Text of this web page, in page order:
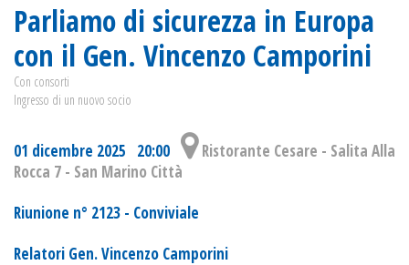
Parliamo di sicurezza in Europa
con il Gen. Vincenzo Camporini
Con consorti
Ingresso di un nuovo socio
01 dicembre 2025 20:00
Ristorante Cesare - Salita Alla
Rocca 7 - San Marino Città
Riunione n° 2123 - Conviviale
Relatori Gen. Vincenzo Camporini